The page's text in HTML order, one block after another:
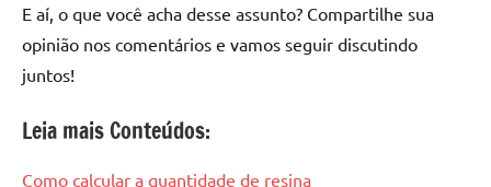
E aí, o que você acha desse assunto? Compartilhe sua
opinião nos comentários e vamos seguir discutindo
juntos!
Leia mais Conteúdos:
Como calcular a quantidade de resina